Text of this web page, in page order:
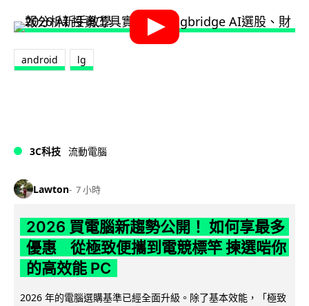
android lg
3C科技 流動電腦
Lawton 7 小時
2026 買電腦新趨勢公開！ 如何享最多
優惠 從極致便攜到電競標竿 揀選啱你
的高效能 PC
2026 年的電腦選購基準已經全面升級。除了基本效能，「極致